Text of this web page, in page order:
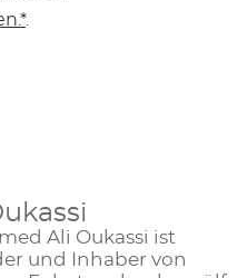
.
Ali Oukassi ist
und Inhaber von